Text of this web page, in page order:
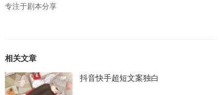
专注于剧本分享
相关文章
抖音快手超短文案独白